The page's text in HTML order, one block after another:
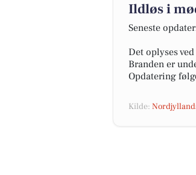
Ildløs i
Seneste
Det oplyses
Branden er
Opdatering
Kilde: